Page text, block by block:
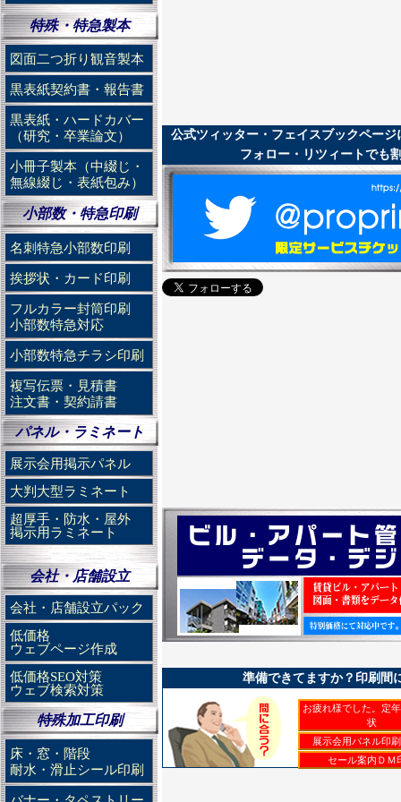
特殊・特急製本
図面二つ折り観音製本
黒表紙契約書・報告書
黒表紙・ハードカバー
（研究・卒業論文）
小冊子製本（中綴じ・
無線綴じ・表紙包み）
小部数・特急印刷
名刺特急小部数印刷
挨拶状・カード印刷
フルカラー封筒印刷
小部数特急対応
小部数特急チラシ印刷
複写伝票・見積書
注文書・契約請書
パネル・ラミネート
展示会用掲示パネル
大判大型ラミネート
超厚手・防水・屋外
掲示用ラミネート
会社・店舗設立
会社・店舗設立パック
低価格
ウェブページ作成
低価格SEO対策
ウェブ検索対策
特殊加工印刷
床・窓・階段
耐水・滑止シール印刷
公式ツィッター・フェイスブックペー
フォロー・リツィートでも
準備できてますか？印刷間
お疲れ様でした。定
状
展示会用パネル印
セール案内ＤＭ